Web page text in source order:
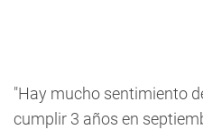
"Hay mucho sentimiento
cumplir 3 años en